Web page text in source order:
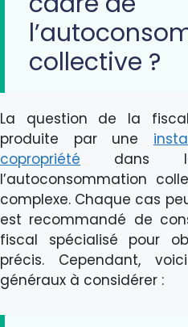
collective ?
La question de la
produite par une
copropriété dans
l’autoconsommation
complexe. Chaque cas
est recommandé de
fiscal spécialisé pour
précis. Cependant,
généraux à considérer :